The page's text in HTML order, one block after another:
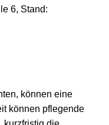
6, Stand:
können eine
können pflegende